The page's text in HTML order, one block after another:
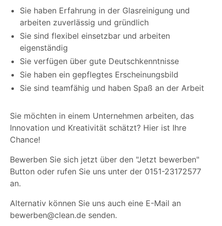
Sie haben Erfahrung in der Glasreinigung und
arbeiten zuverlässig und gründlich
Sie sind flexibel einsetzbar und arbeiten
eigenständig
Sie verfügen über gute Deutschkenntnisse
Sie haben ein gepflegtes Erscheinungsbild
Sie sind teamfähig und haben Spaß an der Arbeit
Sie möchten in einem Unternehmen arbeiten, das
Innovation und Kreativität schätzt? Hier ist Ihre
Chance!
Bewerben Sie sich jetzt über den "Jetzt bewerben"
Button oder rufen Sie uns unter der 0151-23172577
an.
Alternativ können Sie uns auch eine E-Mail an
bewerben@clean.de senden.